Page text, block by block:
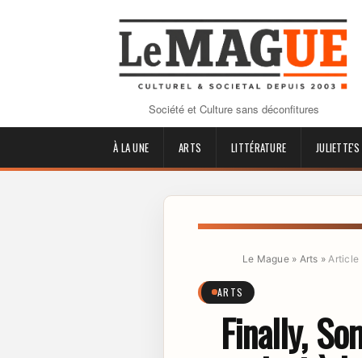
Société et Culture sans déconfitures
À LA UNE ARTS LITTÉRATURE
Le Mague» Arts » Article
ARTS
Finally,